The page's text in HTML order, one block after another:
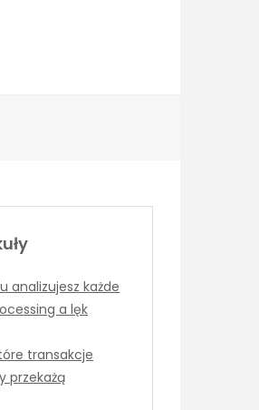
analizujesz każde
a lęk
transakcje
przekażą